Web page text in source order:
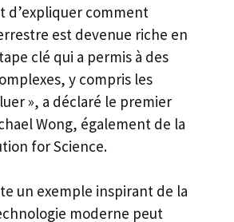
d’expliquer comment
est devenue riche en
clé qui a permis à des
y compris les
», a déclaré le premier
Wong, également de la
for Science.
un exemple inspirant de la
moderne peut